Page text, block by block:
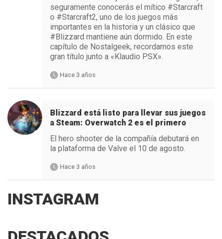
seguramente conocerás el mítico #Starcraft
o #Starcraft2, uno de los juegos más
importantes en la historia y un clásico que
#Blizzard mantiene aún dormido. En este
capítulo de Nostalgeek, recordamos este
gran título junto a «Klaudio PSX».
Hace 3 años
Blizzard está listo para llevar sus juegos
a Steam: Overwatch 2 es el primero
El hero shooter de la compañía debutará en
la plataforma de Valve el 10 de agosto.
Hace 3 años
INSTAGRAM